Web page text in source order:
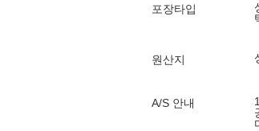
포장타입
원산지
A/S 안내